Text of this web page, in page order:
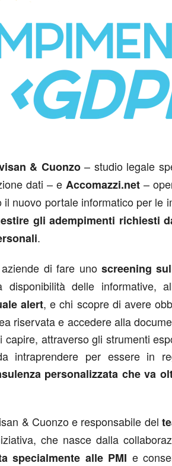
& Cuonzo– studio legale
dati – e Accomazzi.net –
nuovo portale informatico per le
gli adempimenti richiesti
.
di fare uno screening
delle informative,
alert, e chi scopre di avere
riservata e accedere alla
attraverso gli strumenti
intraprendere per essere in
personalizzata che va
& Cuonzo e responsabile del
che nasce dalla
specialmente alle PMI e